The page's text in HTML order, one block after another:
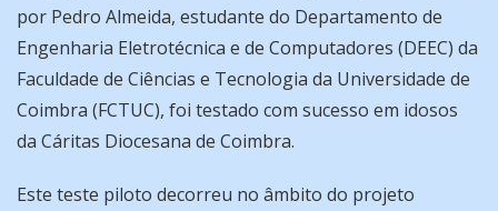
por Pedro Almeida, estudante do Departamento de
Engenharia Eletrotécnica e de Computadores (DEEC) da
Faculdade de Ciências e Tecnologia da Universidade de
Coimbra (FCTUC), foi testado com sucesso em idosos
da Cáritas Diocesana de Coimbra.
Este teste piloto decorreu no âmbito do projeto